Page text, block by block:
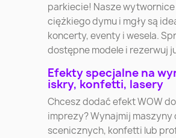
parkiecie! Nasze
ciężkiego dymu i mgły są
koncerty, eventy i wesela.
dostępne modele i rezerwuj
Efekty specjalne na
iskry, konfetti, lasery
Chcesz dodać efekt WOW
imprezy? Wynajmij maszyny
scenicznych, konfetti lub